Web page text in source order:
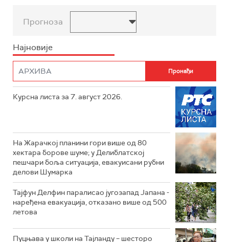
Прогноза
Најновије
Курсна листа за 7. август 2026.
На Жарачкој планини гори више од 80
хектара борове шуме; у Делиблатској
пешчари боља ситуација, евакуисани рубни
делови Шумарка
Тајфун Делфин паралисао југозапад Јапана -
наређена евакуација, отказано више од 500
летова
Пуцњава у школи на Тајланду – шесторо